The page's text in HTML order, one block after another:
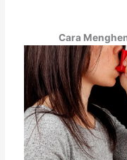
Cara